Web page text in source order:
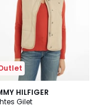
HILFIGER
Gilet